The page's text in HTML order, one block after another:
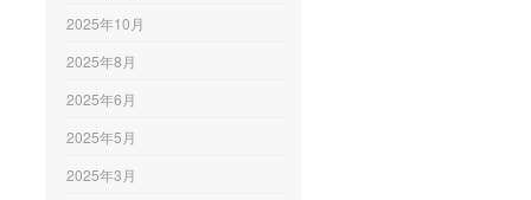
2025年10月
2025年8月
2025年6月
2025年5月
2025年3月